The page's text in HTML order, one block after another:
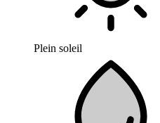
Plein soleil